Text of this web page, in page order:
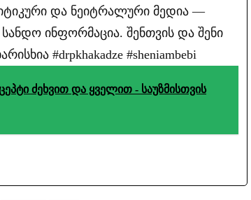
და ნეიტრალური მედია —
ინფორმაცია. შენთვის და შენი
#drpkhakadze #sheniambebi
ძეხვით და ყველით - საუზმისთვის